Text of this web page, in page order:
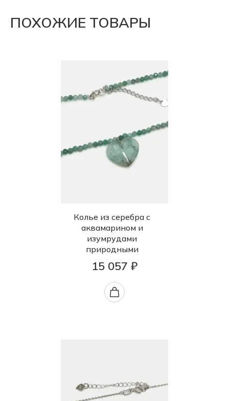
ПОХОЖИЕ ТОВАРЫ
Колье из серебра с
аквамарином и
изумрудами
природными
15 057 ₽